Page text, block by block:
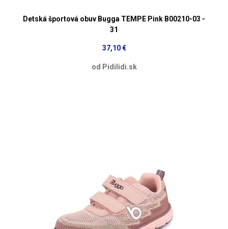
Detská športová obuv Bugga TEMPE Pink B00210-03 -
31
37,10 €
od Pidilidi.sk